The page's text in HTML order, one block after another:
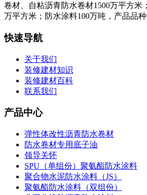
卷材、自粘沥青防水卷材1500万平方米
万平方米；防水涂料100万吨，产品品种
快速导航
关于我们
装修建材知识
装修建材百科
联系我们
产品中心
弹性体改性沥青防水卷材
防水卷材专用底子油
领导关怀
SPU（单组份）聚氨酯防水涂料
聚合物水泥防水涂料（JS）
聚氨酯防水涂料（双组份）